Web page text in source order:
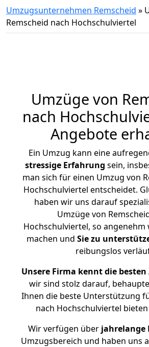
Umzugsunternehmen Remscheid »
Remscheid nach Hochschulviertel
Umzüge von
nach
Angebote
Ein Umzug kann eine
stressige Erfahrung sein,
man sich für einen Umzug von
Hochschulviertel entscheidet.
haben wir uns darauf
Umzüge von
Hochschulviertel, so angenehm
machen und Sie zu
reibungslos
Unsere Firma kennt die
wir sind stolz darauf,
Ihnen die beste Unterstützung
nach Hochschulviertel
Wir verfügen überjahrelange
Umzugsbereich und haben uns